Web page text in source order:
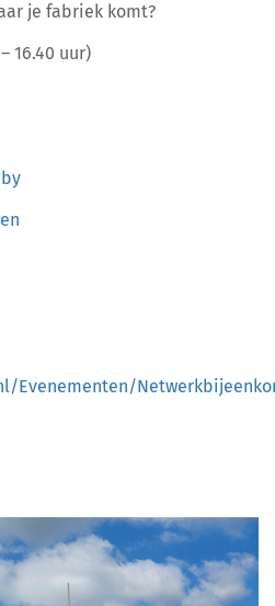
je fabriek komt?
16.40 uur)
Evenementen/